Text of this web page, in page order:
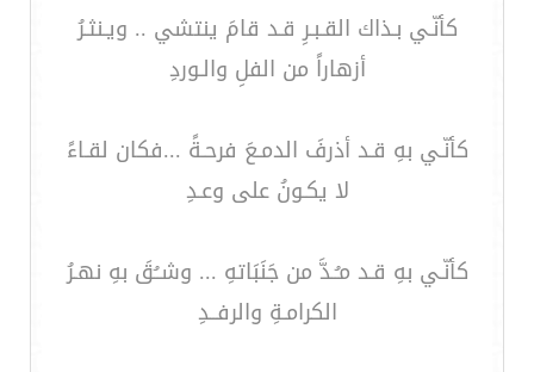
كأنّـي بـذاك القـبـرِ قـد قامَ ينتشي .. ويـنثـرُ
أزهاراً من الفلِ والـوردِ
كأنّـي بهِ قـد أذرفَ الدمـعَ فرحـةً ...فكان لقـاءً
لا يكـونُ على وعـدِ
كأنّـي بهِ قـد مـُـدَّ من جَنَبَاتهِ ... وشــُقَ بهِ نهـرُ
الكرامـةِ والرفــدِ